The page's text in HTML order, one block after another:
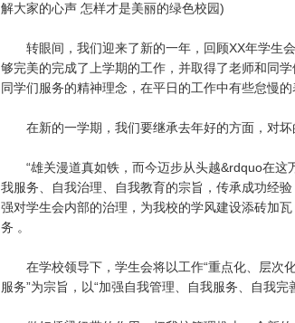
解大家的心声 怎样才是美丽的绿色校园)
转眼间，我们迎来了新的一年，回顾XX年学生
够完美的完成了上学期的工作，并取得了老师和同
同学们服务的精神理念，在平日的工作中有些怠慢的
在新的一学期，我们要继承去年好的方面，对坏
“雄关漫道真如铁，而今迈步从头越&rdquo在这
我服务、自我治理、自我教育的宗旨，传承成功经
强对学生会内部的治理，为我校的学风建设添砖加
务 。
在学校领导下，学生会将以工作“重点化、层次
服务”为宗旨，以“加强自我管理、自我服务、自我完